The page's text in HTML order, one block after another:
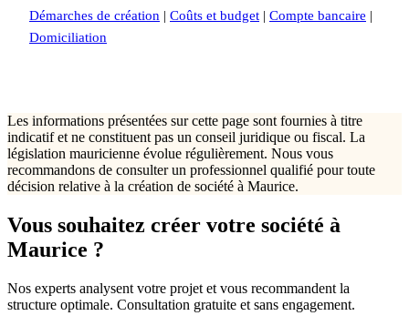
Démarches de création | Coûts et budget | Compte bancaire |
Domiciliation
Les informations présentées sur cette page sont fournies à titre
indicatif et ne constituent pas un conseil juridique ou fiscal. La
législation mauricienne évolue régulièrement. Nous vous
recommandons de consulter un professionnel qualifié pour toute
décision relative à la création de société à Maurice.
Vous souhaitez créer votre société à
Maurice ?
Nos experts analysent votre projet et vous recommandent la
structure optimale. Consultation gratuite et sans engagement.